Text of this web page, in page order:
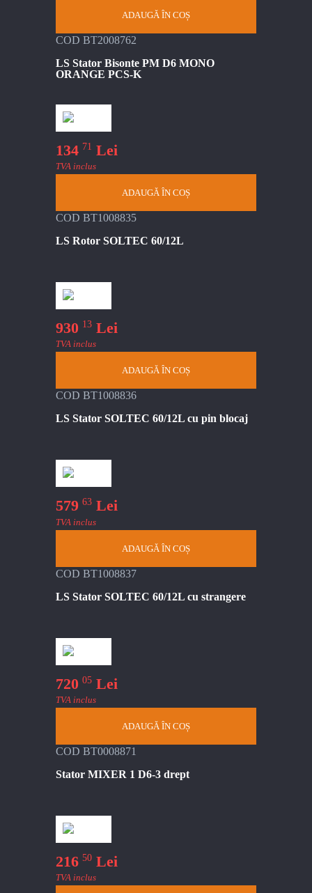
ADAUGĂ ÎN COȘ
COD BT2008762
LS Stator Bisonte PM D6 MONO
ORANGE PCS-K
134 71 Lei
TVA inclus
ADAUGĂ ÎN COȘ
COD BT1008835
LS Rotor SOLTEC 60/12L
930 13 Lei
TVA inclus
ADAUGĂ ÎN COȘ
COD BT1008836
LS Stator SOLTEC 60/12L cu pin blocaj
579 63 Lei
TVA inclus
ADAUGĂ ÎN COȘ
COD BT1008837
LS Stator SOLTEC 60/12L cu strangere
720 05 Lei
TVA inclus
ADAUGĂ ÎN COȘ
COD BT0008871
Stator MIXER 1 D6-3 drept
216 50 Lei
TVA inclus